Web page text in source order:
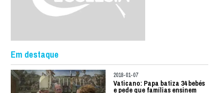
Em destaque
2018-01-07
Vaticano: Papa batiza 34 bebés
e pede que famílias ensinem